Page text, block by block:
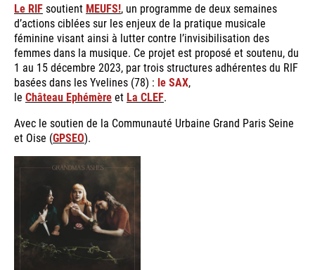
Le RIFsoutient MEUFS!, un programme de deux semaines
d’actions ciblées sur les enjeux de la pratique musicale
féminine visant ainsi à lutter contre l’invisibilisation des
femmes dans la musique. Ce projet est proposé et soutenu, du
1 au 15 décembre 2023, par trois structures adhérentes du RIF
basées dans les Yvelines (78) : le SAX,
le Château Ephémèreet La CLEF.
Avec le soutien de la Communauté Urbaine Grand Paris Seine
et Oise (GPSEO).